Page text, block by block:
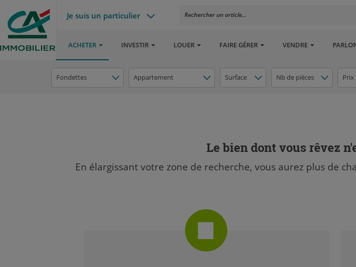
Je suis un particulier Rechercher un article...
ACHETER INVESTIR LOUER FAIRE GÉRER VENDRE
Fondettes Appartement Surface Nb de pièces Prix
Le bien dont vous rêvez
En élargissant votre zone de recherche, vous aurez plus de